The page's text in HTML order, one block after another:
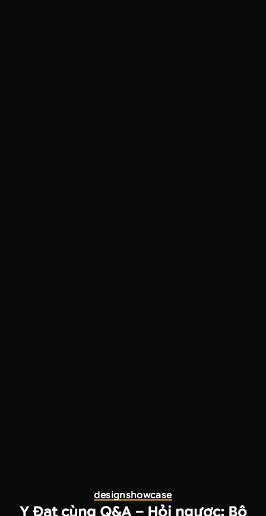
designshowcase
Y Đạt cùng Q&A – Hỏi ngược: Bộ